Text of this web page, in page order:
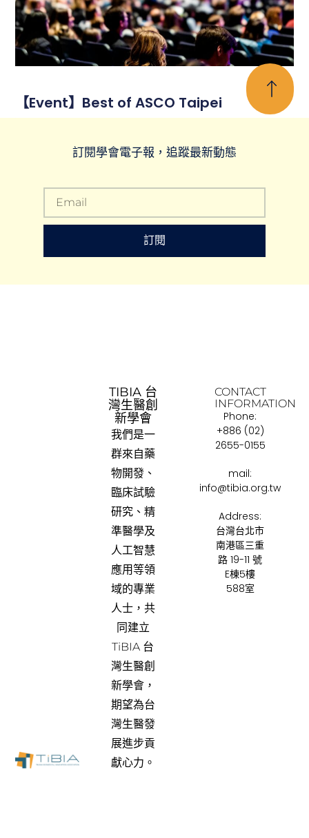
【Event】Best of ASCO Taipei
訂閱學會電子報，追蹤最新動態
訂閱
TIBIA 台
灣生醫創
新學會
我們是一
群來自藥
物開發、
臨床試驗
研究、精
準醫學及
人工智慧
應用等領
域的專業
人士，共
同建立
TiBIA 台
灣生醫創
新學會，
期望為台
灣生醫發
展進步貢
獻心力。
CONTACT
INFORMATION
Phone:
+886 (02)
2655-0155
mail:
info@tibia.org.tw
Address:
台灣台北市
南港區三重
路 19-11 號
E棟5樓
588室